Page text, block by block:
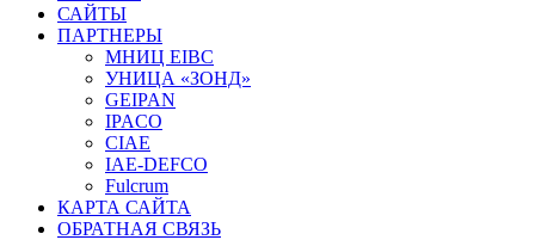
САЙТЫ
ПАРТНЕРЫ
МНИЦ EIBC
УНИЦА «ЗОНД»
GEIPAN
IPACO
CIAE
IAE-DEFCO
Fulcrum
КАРТА САЙТА
ОБРАТНАЯ СВЯЗЬ